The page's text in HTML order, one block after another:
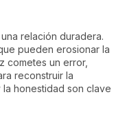
relación duradera.
pueden erosionar la
cometes un error,
reconstruir la
honestidad son clave